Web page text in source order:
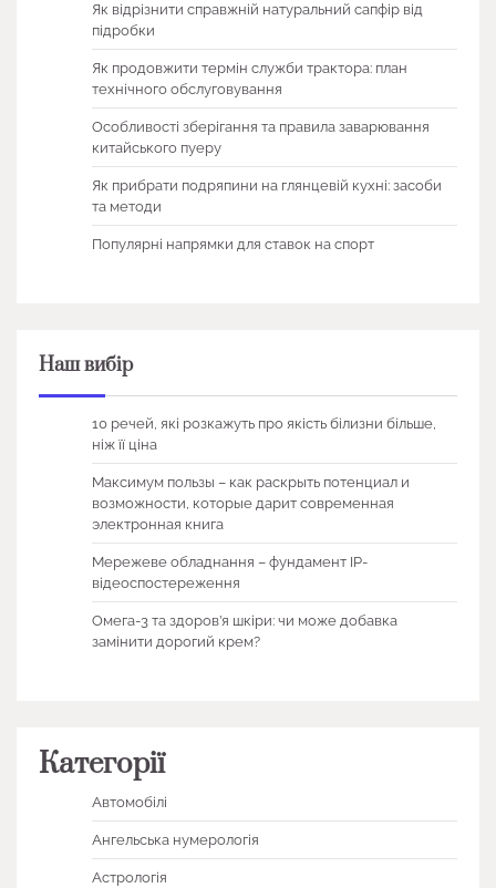
Як відрізнити справжній натуральний сапфір від
підробки
Як продовжити термін служби трактора: план
технічного обслуговування
Особливості зберігання та правила заварювання
китайського пуеру
Як прибрати подряпини на глянцевій кухні: засоби
та методи
Популярні напрямки для ставок на спорт
Наш вибір
10 речей, які розкажуть про якість білизни більше,
ніж її ціна
Максимум пользы – как раскрыть потенциал и
возможности, которые дарит современная
электронная книга
Мережеве обладнання – фундамент IP-
відеоспостереження
Омега-3 та здоров’я шкіри: чи може добавка
замінити дорогий крем?
Категорії
Автомобілі
Ангельська нумерологія
Астрологія